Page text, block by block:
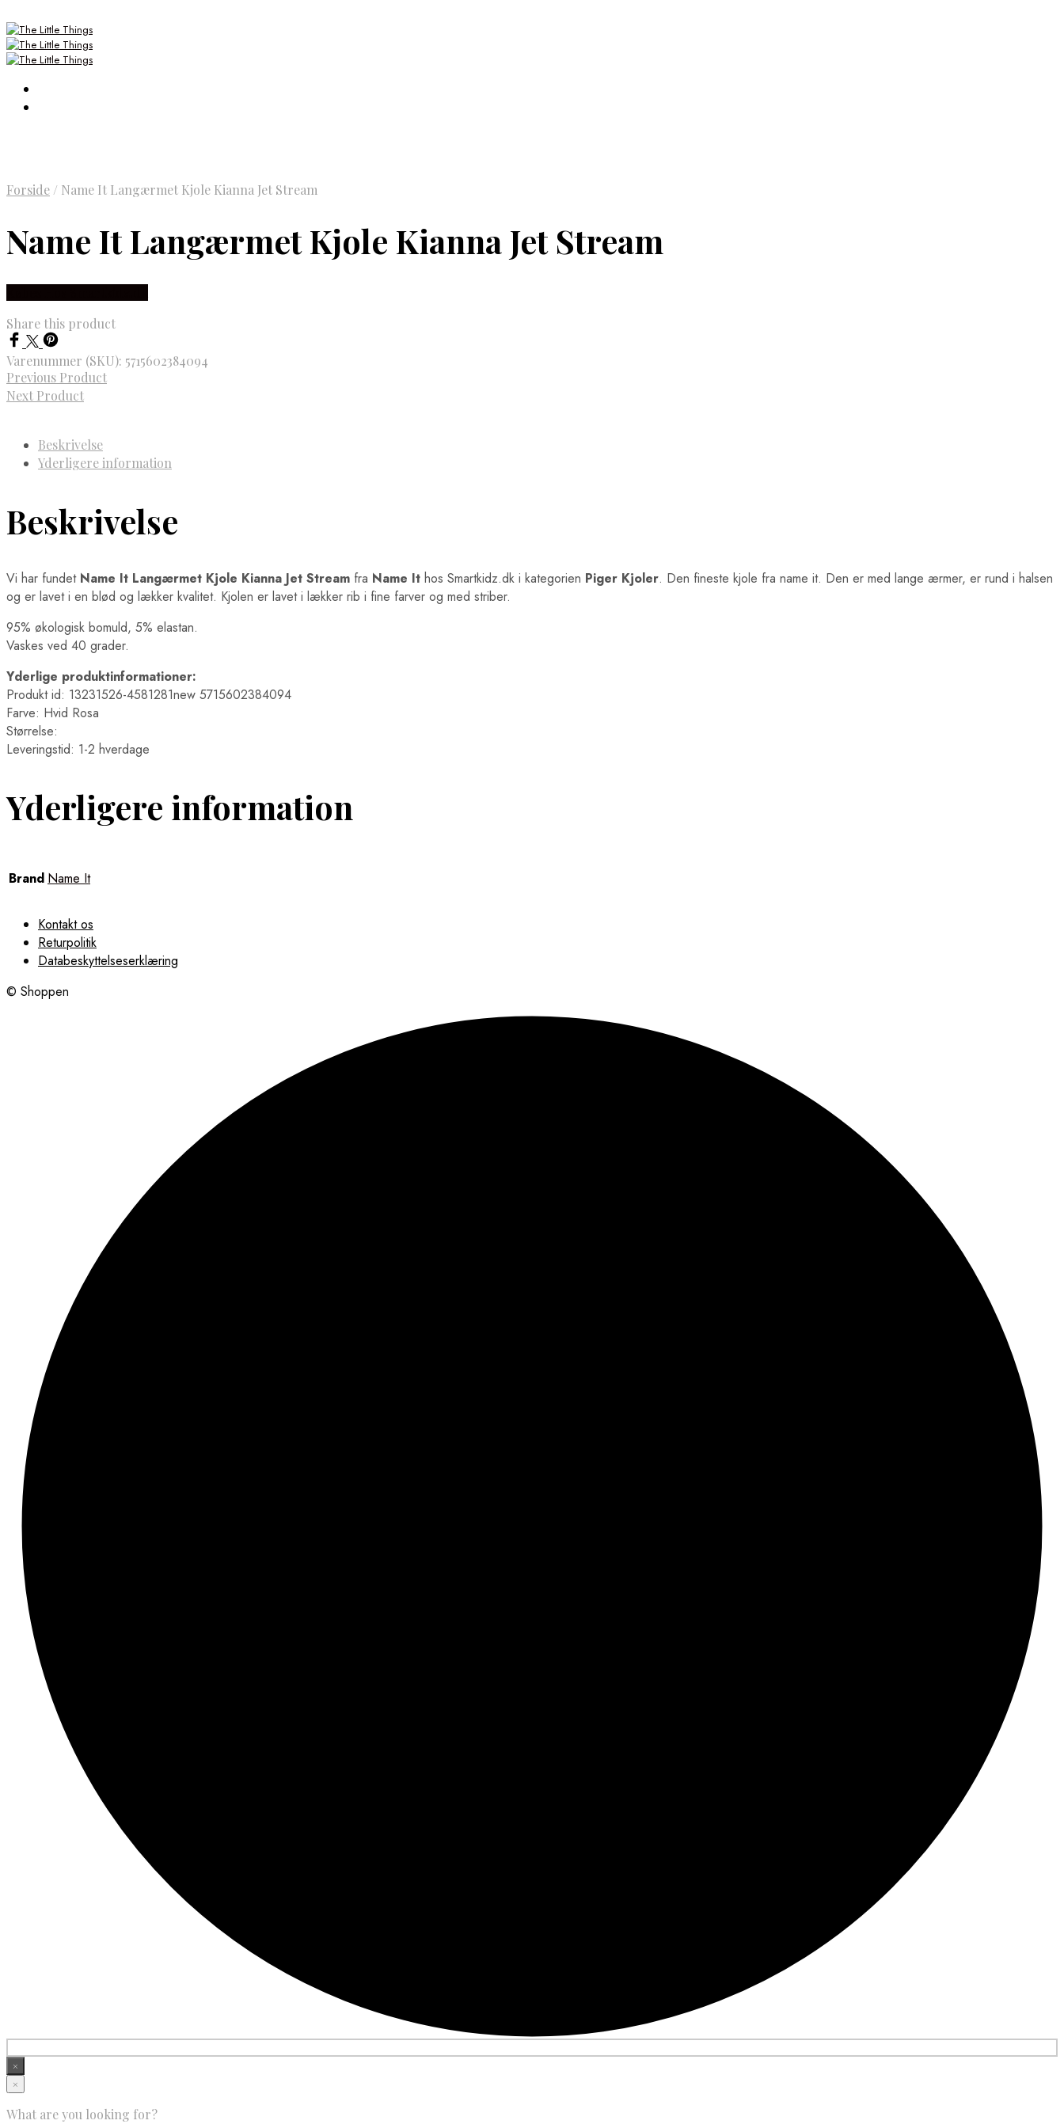
Forside / Name It Langærmet Kjole Kianna Jet Stream
Name It Langærmet Kjole Kianna Jet Stream
Share this product
Varenummer (SKU): 5715602384094
Previous Product
Next Product
Beskrivelse
Yderligere information
Beskrivelse
Vi har fundet Name It Langærmet Kjole Kianna Jet Stream fra Name It hos Smartkidz.dk i kategorien Piger Kjoler. Den fineste kjole fra name it. Den er med lange ærmer, er rund i halsen
og er lavet i en blød og lækker kvalitet. Kjolen er lavet i lækker rib i fine farver og med striber.
95% økologisk bomuld, 5% elastan.
Vaskes ved 40 grader.
Yderlige produktinformationer:
Produkt id: 13231526-4581281new 5715602384094
Farve: Hvid Rosa
Størrelse:
Leveringstid: 1-2 hverdage
Yderligere information
Brand Name It
Kontakt os
Returpolitik
Databeskyttelseserklæring
© Shoppen
×
×
What are you looking for?